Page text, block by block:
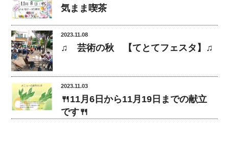
気まま喫茶
2023.11.08
♫ 芸術の秋 【てとてフェスタ】♫
2023.11.03
🍴11月6日から11月19日までの献立
です🍴